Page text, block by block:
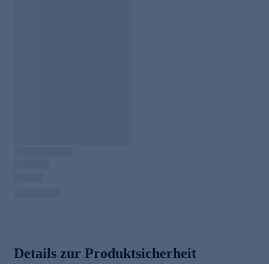
Details zur Produktsicherheit